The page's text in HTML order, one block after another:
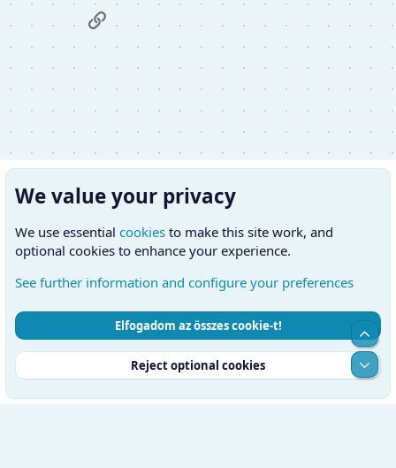
Link
Hungarian (HU)
Kapcsolatfelvétel
Feltételek és szabályok
Adatvédelmi szabályzat
Súgó
Kezdőlap
RSS
We value your privacy
We use essential cookies to make this site work, and
optional cookies to enhance your experience.
See further information and configure your preferences
Elfogadom az összes cookie-t!
Reject optional cookies
Top
Alul